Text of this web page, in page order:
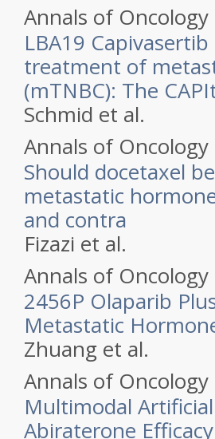
Annals of Oncology
LBA19
treatment of
(mTNBC): The
Schmid et al.
Annals of Oncology
Should docetaxel
metastatic
and contra
Fizazi et al.
Annals of Oncology
2456P Olaparib
Metastatic
Zhuang et al.
Annals of Oncology
Multimodal
Abiraterone